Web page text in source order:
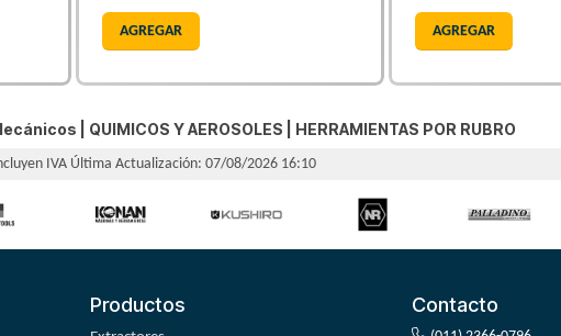
AGREGAR AGREGAR
| QUIMICOS Y AEROSOLES HERRAMIENTAS POR RUBRO
IVA Última Actualización: 07/08/2026 16:10
Productos Contacto